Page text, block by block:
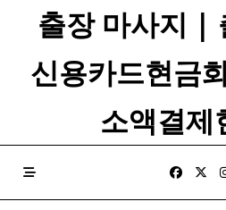
출장 마사지 |
신용카드현금
소액결제